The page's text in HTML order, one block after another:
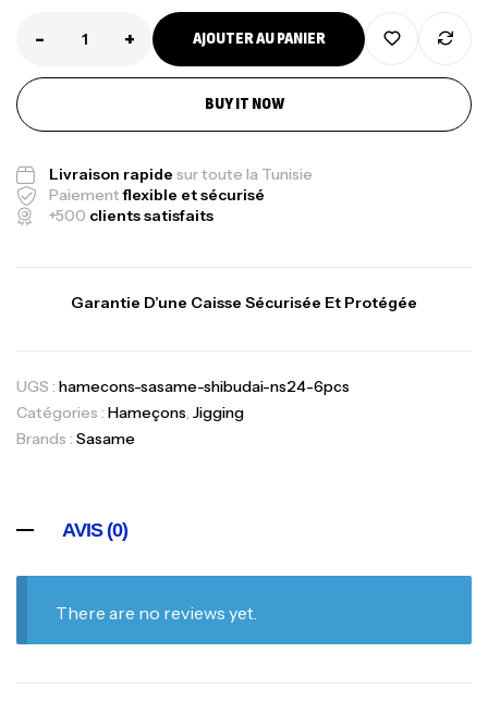
- + AJOUTER AU PANIER
BUY IT NOW
Livraison rapide sur toute la Tunisie
Paiementflexible et sécurisé
+500 clients satisfaits
Garantie D’une Caisse Sécurisée Et Protégée
UGS : hamecons-sasame-shibudai-ns24-6pcs
Catégories : Hameçons, Jigging
Brands : Sasame
AVIS (0)
There are no reviews yet.